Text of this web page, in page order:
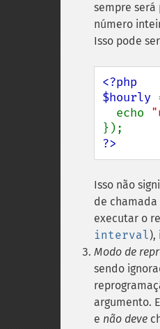
sempre
número
Isso pode
<?php
$hourly
  echo
?>
Isso não
de
executar o
interval),
Modo de
sendo
argumento.
e não deve